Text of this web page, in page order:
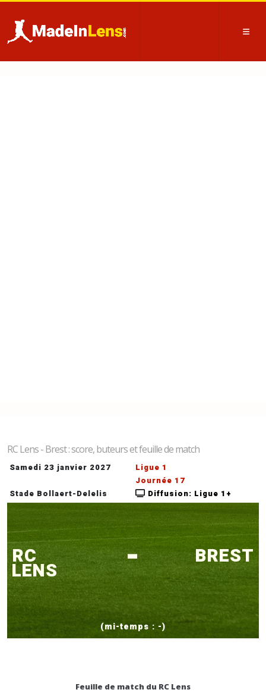
RC Lens - Brest : score, buteurs et feuille de match
Samedi 23 janvier 2027
Stade Bollaert-Delelis
Ligue 1
Journée 17
Diffusion: Ligue 1+
RC
LENS - BREST
(mi-temps : -)
Feuille de match du RC Lens